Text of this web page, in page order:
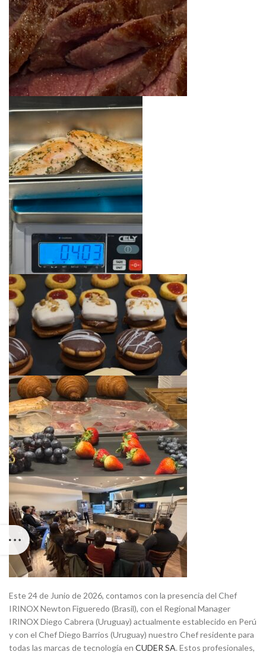
Este 24 de Junio de 2026, contamos con la presencia del Chef
IRINOX Newton Figueredo (Brasil), con el Regional Manager
IRINOX Diego Cabrera (Uruguay) actualmente establecido en Perú
y con el Chef Diego Barrios (Uruguay) nuestro Chef residente para
todas las marcas de tecnología en CUDER SA. Estos profesionales,